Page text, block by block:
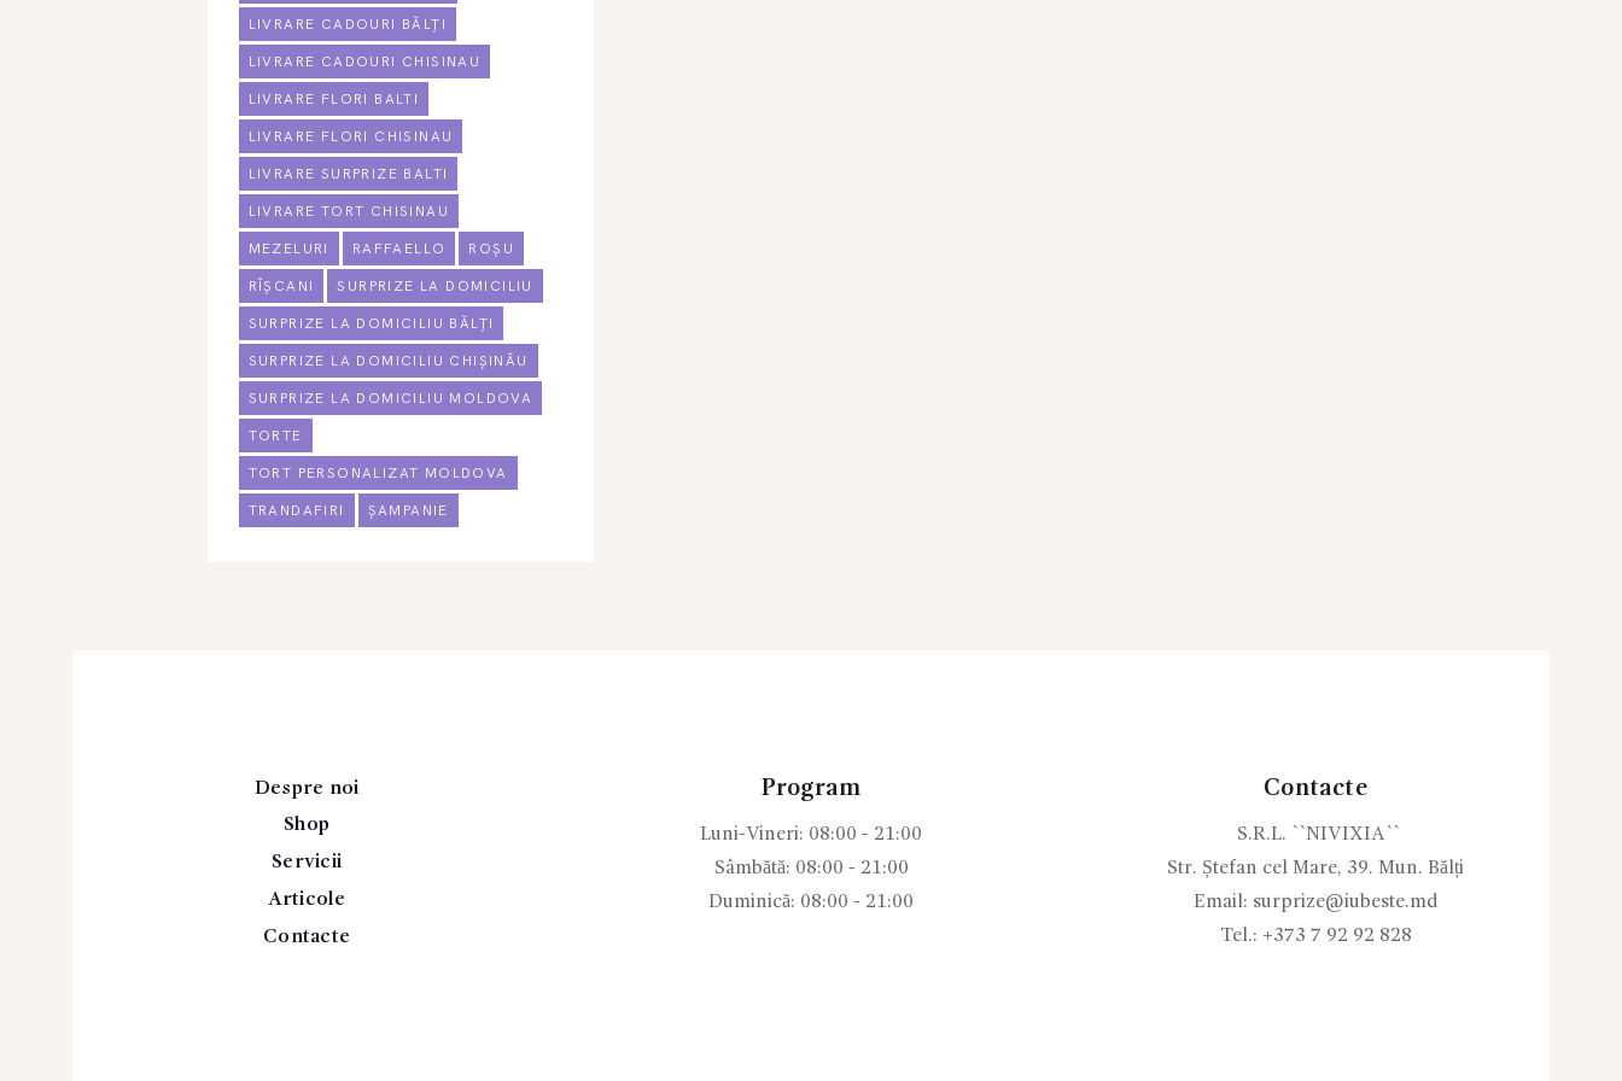
LIVRARE CADOURI BĂLȚI
LIVRARE CADOURI CHISINAU
LIVRARE FLORI BALTI
LIVRARE FLORI CHISINAU
LIVRARE SURPRIZE BALTI
LIVRARE TORT CHISINAU
MEZELURI RAFFAELLO ROȘU
RÎȘCANI SURPRIZE LA DOMICILIU
SURPRIZE LA DOMICILIU BĂLȚI
SURPRIZE LA DOMICILIU CHIȘINĂU
SURPRIZE LA DOMICILIU MOLDOVA
TORTE
TORT PERSONALIZAT MOLDOVA
TRANDAFIRI ȘAMPANIE
Despre noi
Shop
Servicii
Articole
Contacte
Program
Luni-Vineri: 08:00 - 21:00
Sâmbătă: 08:00 - 21:00
Duminică: 08:00 - 21:00
Contacte
S.R.L. ``NIVIXIA``
Str. Ștefan cel Mare, 39. Mun. Bălți
Email: surprize@iubeste.md
Tel.: +373 7 92 92 828